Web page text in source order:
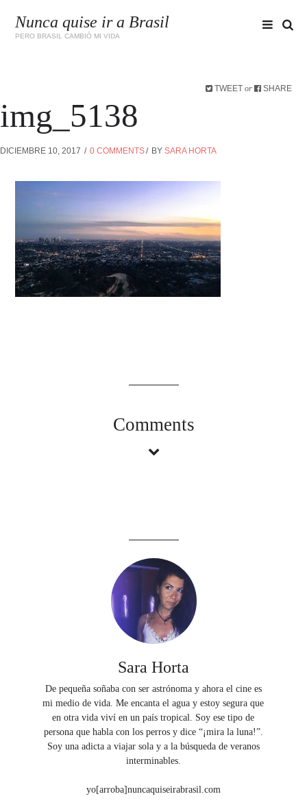
Nunca quise ir a Brasil
PERO BRASIL CAMBIÓ MI VIDA
TWEET or SHARE
img_5138
DICIEMBRE 10, 2017 0 COMMENTS BY SARA HORTA
Comments
Sara Horta
De pequeña soñaba con ser astrónoma y ahora el cine es
mi medio de vida. Me encanta el agua y estoy segura que
en otra vida viví en un país tropical. Soy ese tipo de
persona que habla con los perros y dice “¡mira la luna!”.
Soy una adicta a viajar sola y a la búsqueda de veranos
interminables.
yo[arroba]nuncaquiseirabrasil.com